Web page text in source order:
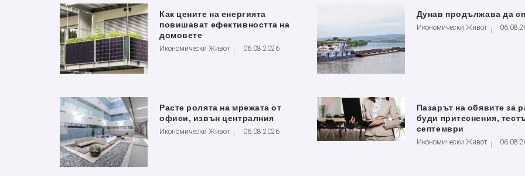
Как цените на енергията
повишават ефективността на
домовете
Икономически Живот 06.08.2026
Дунав продължава да
Икономически Живот
Расте ролята на мрежата от
офиси, извън централния
Икономически Живот 06.08.2026
Пазарът на обявите за
буди притеснения,
септември
Икономически Живот